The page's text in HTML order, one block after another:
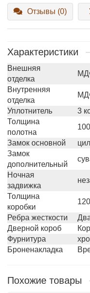
Отзывы (0)
Характеристики
Внешняя
отделка
Внутренняя
отделка
Уплотнитель
3
Толщина
полотна
Замок основной
Замок
дополнительный
Ночная
задвижка
Толщина
коробки
Ребра жесткости
Дверной короб
Фурнитура
Броненакладка
Похожие товары